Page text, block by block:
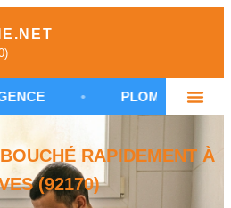
PLOMBIER DÉBOUCHAGE
RAPIDEMENT À
(92170)